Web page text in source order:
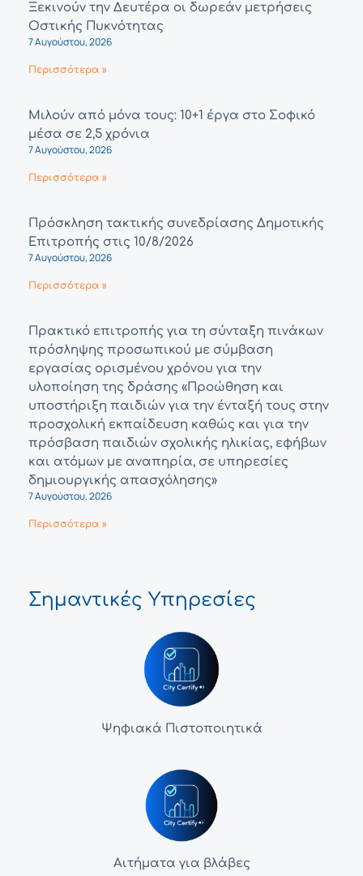
Ξεκινούν την Δευτέρα οι δωρεάν μετρήσεις
Οστικής Πυκνότητας
7 Αυγούστου, 2026
Περισσότερα »
Μιλούν από μόνα τους: 10+1 έργα στο Σοφικό
μέσα σε 2,5 χρόνια
7 Αυγούστου, 2026
Περισσότερα »
Πρόσκληση τακτικής συνεδρίασης Δημοτικής
Επιτροπής στις 10/8/2026
7 Αυγούστου, 2026
Περισσότερα »
Πρακτικό επιτροπής για τη σύνταξη πινάκων
πρόσληψης προσωπικού με σύμβαση
εργασίας ορισμένου χρόνου για την
υλοποίηση της δράσης «Προώθηση και
υποστήριξη παιδιών για την ένταξή τους στην
προσχολική εκπαίδευση καθώς και για την
πρόσβαση παιδιών σχολικής ηλικίας, εφήβων
και ατόμων με αναπηρία, σε υπηρεσίες
δημιουργικής απασχόλησης»
7 Αυγούστου, 2026
Περισσότερα »
Σημαντικές Υπηρεσίες
Ψηφιακά Πιστοποιητικά
Αιτήματα για βλάβες